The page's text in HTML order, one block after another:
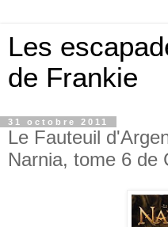
Les
de Frankie
31 octobre 2011
Le Fauteuil
Narnia, tome 6 de